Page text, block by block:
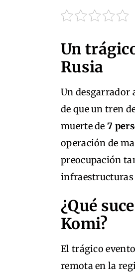
Un
Rusia
Un desgarrador
de que un tren
muerte de7
operación de
preocupación
infraestructuras
¿Qué
Komi?
El trágico
remota en la